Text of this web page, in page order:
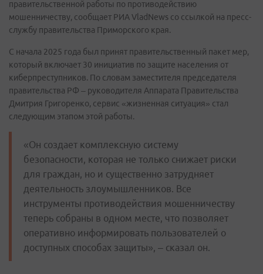
правительственной работы по противодействию
мошенничеству, сообщает РИА VladNews со ссылкой на пресс-
службу правительства Приморского края.
С начала 2025 года был принят правительственный пакет мер,
который включает 30 инициатив по защите населения от
киберпреступников. По словам заместителя председателя
правительства РФ – руководителя Аппарата Правительства
Дмитрия Григоренко, сервис «жизненная ситуация» стал
следующим этапом этой работы.
«Он создает комплексную систему
безопасности, которая не только снижает риски
для граждан, но и существенно затрудняет
деятельность злоумышленников. Все
инструменты противодействия мошенничеству
теперь собраны в одном месте, что позволяет
оперативно информировать пользователей о
доступных способах защиты», – сказал он.